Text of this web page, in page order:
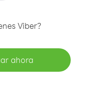
Viber?
ahora